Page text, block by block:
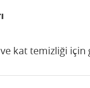
kat temizliği için